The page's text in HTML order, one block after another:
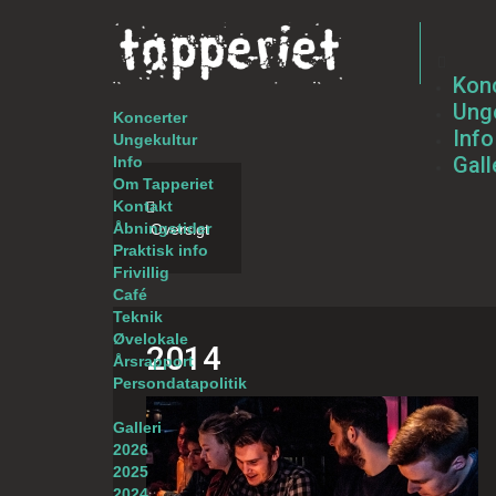
Info
Koncerter
Ungekultur
Info
Om Tapperiet
Kontakt
Åbningstider
Praktisk info
Frivillig
Café
Teknik
Øvelokale
Årsrapport
Persondatapolitik
Galleri
2026
2025
Oversigt
2014